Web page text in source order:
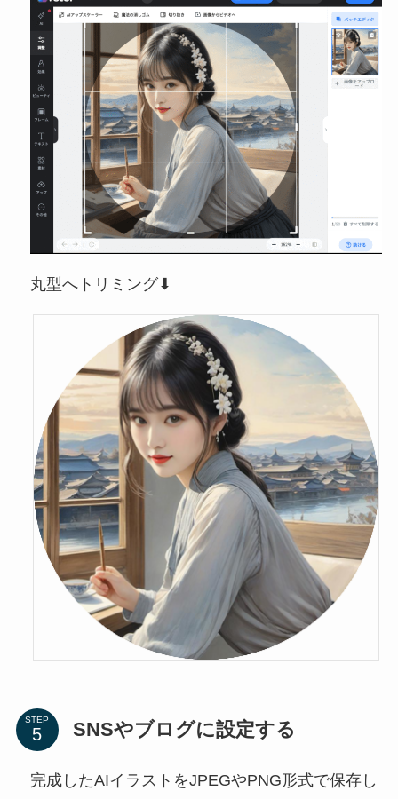
丸型へトリミング⬇︎
STEP SNSやブログに設定する
完成したAIイラストをJPEGやPNG形式で保存し